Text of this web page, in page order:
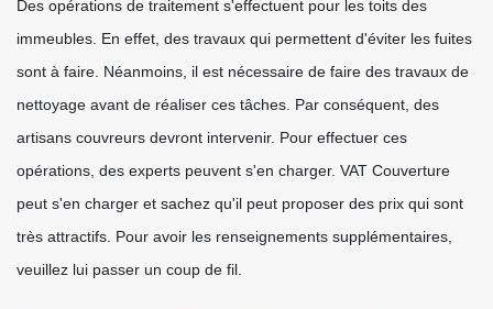
Des opérations de traitement s'effectuent pour les toits des
immeubles. En effet, des travaux qui permettent d'éviter les fuites
sont à faire. Néanmoins, il est nécessaire de faire des travaux de
nettoyage avant de réaliser ces tâches. Par conséquent, des
artisans couvreurs devront intervenir. Pour effectuer ces
opérations, des experts peuvent s'en charger. VAT Couverture
peut s'en charger et sachez qu'il peut proposer des prix qui sont
très attractifs. Pour avoir les renseignements supplémentaires,
veuillez lui passer un coup de fil.